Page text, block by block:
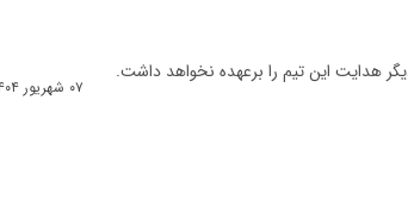
دیگر هدایت این تیم را برعهده نخواهد داشت.
۰۷ شهریور ۱۴۰۴